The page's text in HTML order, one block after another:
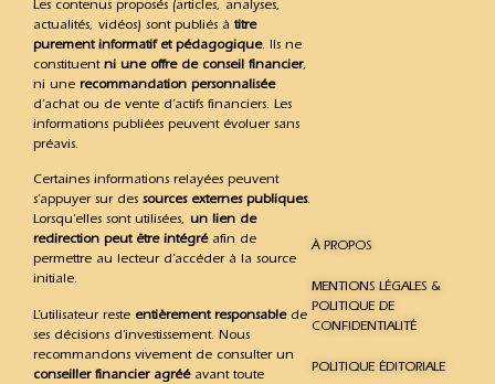
Les contenus proposés (articles, analyses,
actualités, vidéos) sont publiés à titre
purement informatif et pédagogique. Ils ne
constituent ni une offre de conseil financier,
ni une recommandation personnalisée
d’achat ou de vente d’actifs financiers. Les
informations publiées peuvent évoluer sans
préavis.
Certaines informations relayées peuvent
s’appuyer sur des sources externes publiques.
Lorsqu’elles sont utilisées, un lien de
redirection peut être intégréafin de
permettre au lecteur d’accéder à la source
initiale.
L’utilisateur reste entièrement responsablede
ses décisions d’investissement. Nous
recommandons vivement de consulter un
conseiller financier agrééavant toute
À PROPOS
MENTIONS LÉGALES &
POLITIQUE DE
CONFIDENTIALITÉ
POLITIQUE ÉDITORIALE